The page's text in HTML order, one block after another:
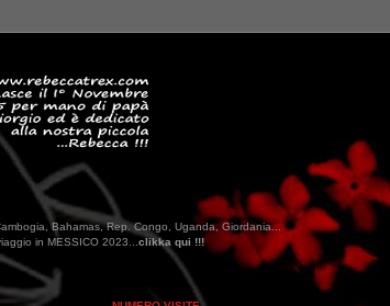
Bahamas, Rep. Congo, Uganda, Giordania...
qui !!!